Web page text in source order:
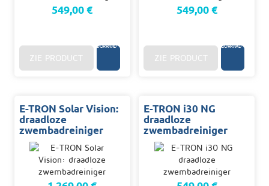
549,00 €
VOORRAAD
ZIE PRODUCT
549,00 €
VOORRAAD
ZIE PRODUCT
E-TRON Solar Vision:
draadloze
zwembadreiniger
E-TRON i30 NG
draadloze
zwembadreiniger